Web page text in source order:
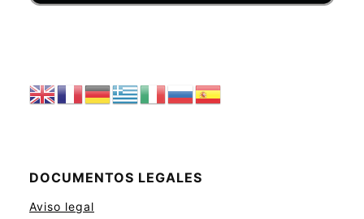
DOCUMENTOS LEGALES
Aviso legal